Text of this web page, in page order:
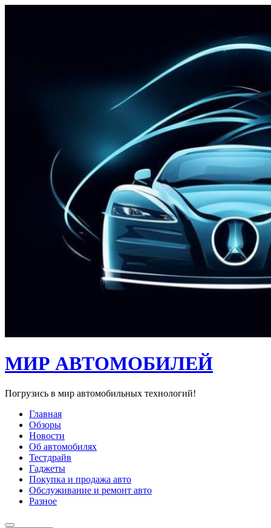
МИР АВТОМОБИЛЕЙ
Погрузись в мир автомобильных технологий!
Главная
Обзоры
Новости
Об автомобилях
Тестдрайв
Гаджеты
Покупка и продажа авто
Обслуживание и ремонт авто
Разное